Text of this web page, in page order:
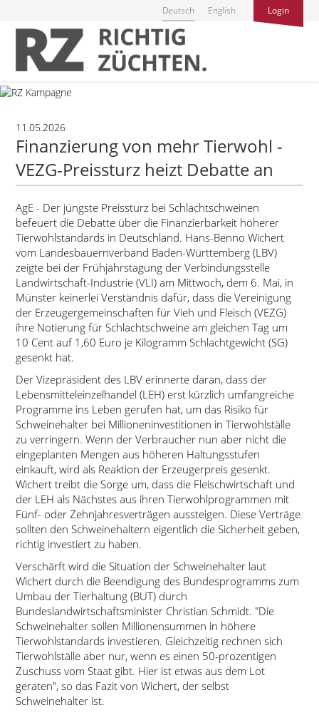
Deutsch English Login
11.05.2026
Finanzierung von mehr Tierwohl -
VEZG-Preissturz heizt Debatte an
AgE - Der jüngste Preissturz bei Schlachtschweinen
befeuert die Debatte über die Finanzierbarkeit höherer
Tierwohlstandards in Deutschland. Hans-Benno Wichert
vom Landesbauernverband Baden-Württemberg (LBV)
zeigte bei der Frühjahrstagung der Verbindungsstelle
Landwirtschaft-Industrie (VLI) am Mittwoch, dem 6. Mai, in
Münster keinerlei Verständnis dafür, dass die Vereinigung
der Erzeugergemeinschaften für Vieh und Fleisch (VEZG)
ihre Notierung für Schlachtschweine am gleichen Tag um
10 Cent auf 1,60 Euro je Kilogramm Schlachtgewicht (SG)
gesenkt hat.
Der Vizepräsident des LBV erinnerte daran, dass der
Lebensmitteleinzelhandel (LEH) erst kürzlich umfangreiche
Programme ins Leben gerufen hat, um das Risiko für
Schweinehalter bei Millioneninvestitionen in Tierwohlställe
zu verringern. Wenn der Verbraucher nun aber nicht die
eingeplanten Mengen aus höheren Haltungsstufen
einkauft, wird als Reaktion der Erzeugerpreis gesenkt.
Wichert treibt die Sorge um, dass die Fleischwirtschaft und
der LEH als Nächstes aus ihren Tierwohlprogrammen mit
Fünf- oder Zehnjahresverträgen aussteigen. Diese Verträge
sollten den Schweinehaltern eigentlich die Sicherheit geben,
richtig investiert zu haben.
Verschärft wird die Situation der Schweinehalter laut
Wichert durch die Beendigung des Bundesprogramms zum
Umbau der Tierhaltung (BUT) durch
Bundeslandwirtschaftsminister Christian Schmidt. Die
Schweinehalter sollen Millionensummen in höhere
Tierwohlstandards investieren. Gleichzeitig rechnen sich
Tierwohlställe aber nur, wenn es einen 50-prozentigen
Zuschuss vom Staat gibt. Hier ist etwas aus dem Lot
geraten , so das Fazit von Wichert, der selbst
Schweinehalter ist.